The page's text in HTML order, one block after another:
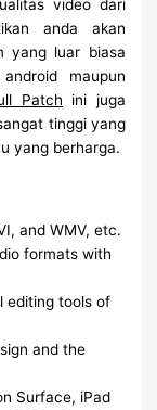
video dari
anda akan
yang luar biasa
maupun
Patch ini juga
tinggi yang
yang berharga.
and WMV, etc.
formats with
editing tools of
and the
Surface, iPad